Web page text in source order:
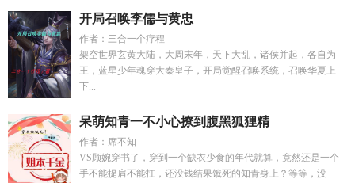
开局召唤李儒与黄忠
作者：三合一个疗程
架空世界玄黄大陆，大周末年，天下大乱，诸侯并起，各自为
王，蓝星少年魂穿大秦皇子，开局觉醒召唤系统，召唤华夏上
下...
呆萌知青一不小心撩到腹黑狐狸精
作者：席不知
VS顾婉穿书了，穿到一个缺衣少食的年代就算，竟然还是一个
手不能提肩不能扛，还没钱结果饿死的知青身上？等等，没